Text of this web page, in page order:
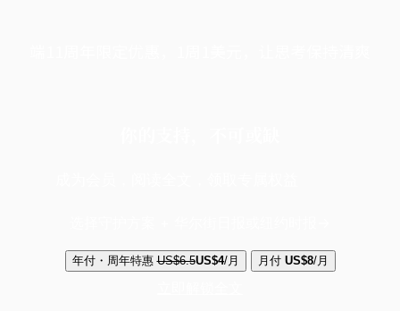
年付・周年特惠 US$6.5US$4/月 月付 US$8/月